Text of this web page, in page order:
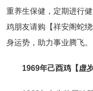
重养生保健，定期进行
鸡朋友请购【祥安阁蛇
身运势，助力事业腾飞。
1969年己酉鸡【虚岁